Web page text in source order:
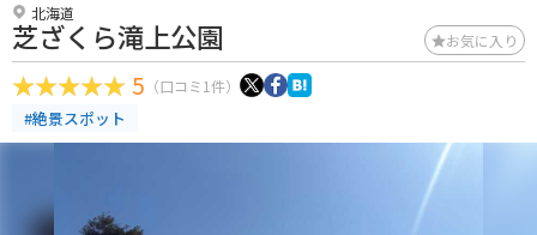
北海道
芝ざくら滝上公園 お気に入り
5 （口コミ1件）
#絶景スポット